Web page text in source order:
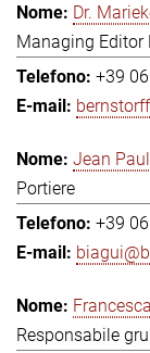
Dr.
Managing
+39
Jean
Portiere
+39
Responsabile